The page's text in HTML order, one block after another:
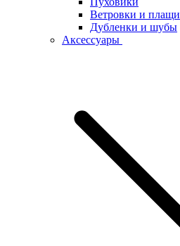
Ветровки и плащи
Дубленки и шубы
Аксессуары